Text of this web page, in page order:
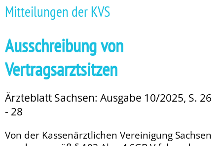
Mitteilungen der KVS
Ausschreibung von
Vertragsarztsitzen
Ärzteblatt Sachsen: Ausgabe 10/2025, S. 26
- 28
Von der Kassenärztlichen Vereinigung Sachsen